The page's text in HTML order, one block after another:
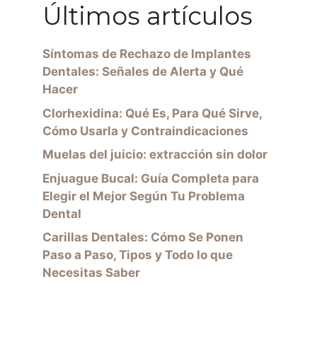
Últimos artículos
Síntomas de Rechazo de Implantes
Dentales: Señales de Alerta y Qué
Hacer
Clorhexidina: Qué Es, Para Qué Sirve,
Cómo Usarla y Contraindicaciones
Muelas del juicio: extracción sin dolor
Enjuague Bucal: Guía Completa para
Elegir el Mejor Según Tu Problema
Dental
Carillas Dentales: Cómo Se Ponen
Paso a Paso, Tipos y Todo lo que
Necesitas Saber